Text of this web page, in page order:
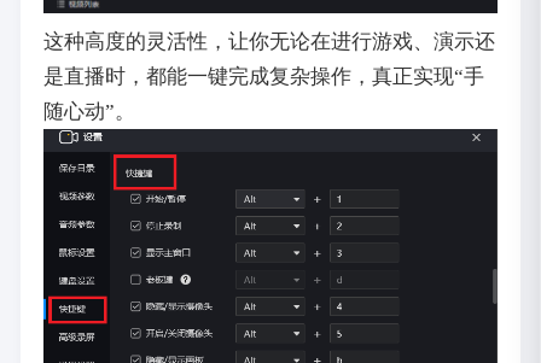
这种高度的灵活性，让你无论在进行游戏、演示还
是直播时，都能一键完成复杂操作，真正实现“手
随心动”。